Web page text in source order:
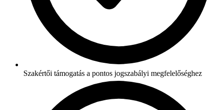
Szakértői támogatás a pontos jogszabályi megfelelőséghez